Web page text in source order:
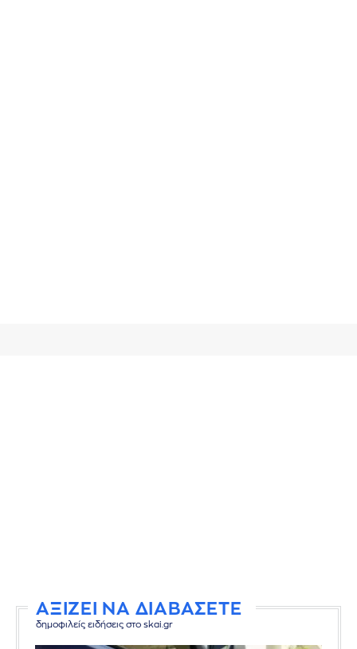
ΑΞΙΖΕΙ ΝΑ ΔΙΑΒΑΣΕΤΕ
δημοφιλείς ειδήσεις στο skai.gr